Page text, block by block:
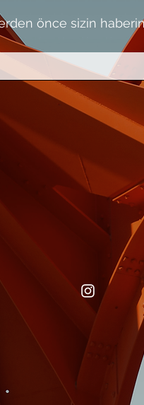
önce sizin